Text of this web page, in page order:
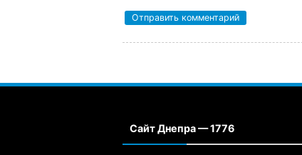
Сайт Днепра — 1776